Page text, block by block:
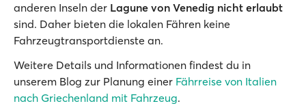
anderen Inseln der Lagune von Venedig nicht erlaubt
sind. Daher bieten die lokalen Fähren keine
Fahrzeugtransportdienste an.
Weitere Details und Informationen findest du in
unserem Blog zur Planung einer Fährreise von Italien
nach Griechenland mit Fahrzeug.